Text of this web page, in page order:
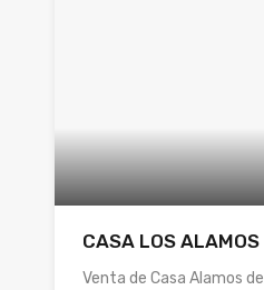
CASA LOS ALAMOS
Venta de Casa Alamos